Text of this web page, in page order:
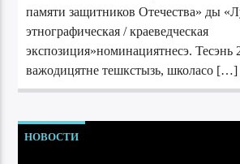
памяти защитников Отечества» ды
этнографическая / краеведческая
экспозиция»номинациятнесэ. Тесэнь
важодицятне тешкстызь, школасо […]
НОВОСТИ